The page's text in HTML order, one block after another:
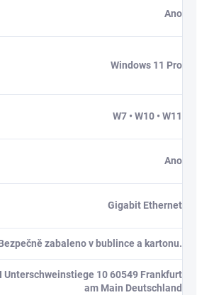
Ano
Windows 11 Pro
W7 • W10 • W11
Ano
Gigabit Ethernet
zabaleno v bublince a kartonu.
Unterschweinstiege 10 60549 Frankfurt
am Main Deutschland